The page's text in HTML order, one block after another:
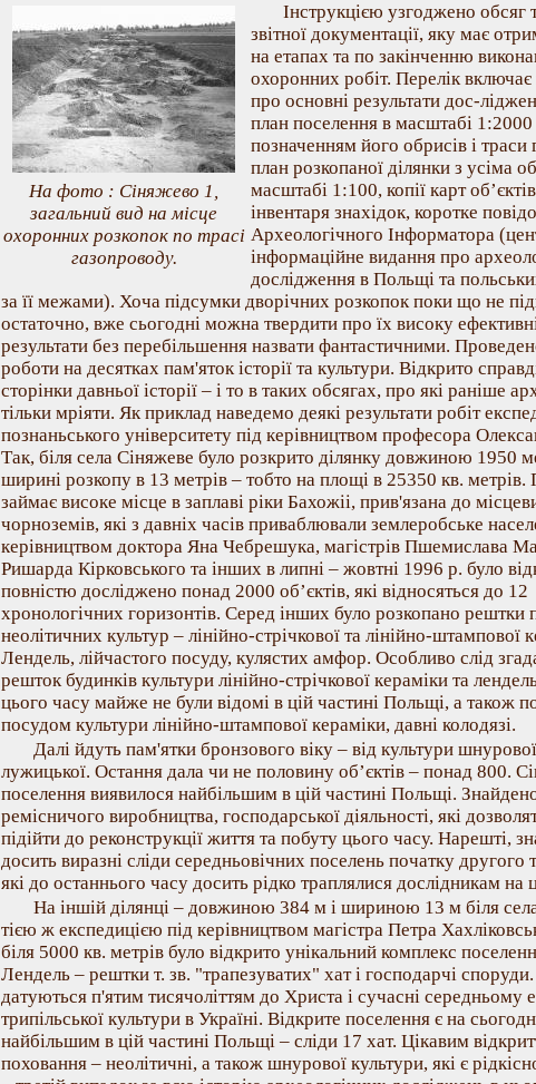
На фото : Сіняжево 1,
загальний вид на місце
охоронних розкопок по трасі
газопроводу.
Iнструкцiєю узгоджено обсяг
звiтної документацiї, яку має
на етапах та по закiнченню
охоронних робiт. Перелiк включає
про основнi результати дос-
план поселення в масштабi 1:2000
позначенням його обрисiв i траси
план розкопаної дiлянки з усiма
масштабi 1:100, копiї карт
iнвентаря знахiдок, коротке
Археологiчного Iнформатора
iнформацiйне видання про
дослiдження в Польщi та
за її межами). Хоча пiдсумки дворiчних розкопок поки що не
остаточно, вже сьогоднi можна твердити про їх високу
результати без перебiльшення назвати фантастичними.
роботи на десятках пам'яток iсторiї та культури. Вiдкрито
сторiнки давньої iсторiї – i то в таких обсягах, про якi ранiше
тiльки мрiяти. Як приклад наведемо деякi результати робiт
познаньського унiверситету пiд керiвництвом професора
Так, бiля села Сiняжеве було розкрито дiлянку довжиною 1950
ширинi розкопу в 13 метрiв – тобто на площi в 25350 кв. метрiв.
займає високе мiсце в заплавi рiки Бахожii, прив'язана до
чорноземiв, якi з давнiх часiв приваблювали землеробське
керiвництвом доктора Яна Чебрешука, магiстрiв Пшемислава
Ришарда Кiрковського та iнших в липнi – жовтнi 1996 р. було
повнiстю дослiджено понад 2000 об’єктiв, якi вiдносяться до 12
хронологiчних горизонтiв. Серед iнших було розкопано рештки
неолiтичних культур – лiнiйно-стрiчкової та лiнiйно-штампової
Лендель, лiйчастого посуду, кулястих амфор. Особливо слiд
решток будинкiв культури лiнiйно-стрiчкової керамiки та
цього часу майже не були вiдомi в цiй частинi Польщi, а також
посудом культури лiнiйно-штампової керамiки, давнi колодязi.
Далi йдуть пам'ятки бронзового вiку – вiд культури
лужицької. Остання дала чи не половину об’єктiв – понад 800.
поселення виявилося найбiльшим в цiй частинi Польщi.
ремiсничого виробництва, господарської дiяльностi, якi
пiдiйти до реконструкцiї життя та побуту цього часу. Нарештi,
досить виразнi слiди середньовiчних поселень початку другого
якi до останнього часу досить рiдко траплялися дослiдникам на
На iншiй дiлянцi – довжиною 384 м i шириною 13 м бiля
тiєю ж експедицiєю пiд керiвництвом магiстра Петра
бiля 5000 кв. метрiв було вiдкрито унiкальний комплекс
Лендель – рештки т. зв. "трапезуватих" хат i господарчi
датуються п'ятим тисячолiттям до Христа i сучаснi середньому
трипiльської культури в Українi. Вiдкрите поселення є на
найбiльшим в цiй частинi Польщi – слiди 17 хат. Цiкавим
поховання – неолiтичнi, а також шнурової культури, якi є